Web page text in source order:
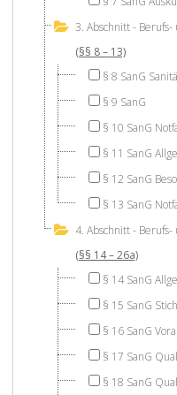
3. Abschnitt -
(§§ 8 – 13)
§ 8 SanG
§ 9 SanG
§ 10 SanG
§ 11 SanG
§ 12 SanG
§ 13 SanG
4. Abschnitt -
(§§ 14 – 26a)
§ 14 SanG
§ 15 SanG
§ 16 SanG
§ 17 SanG
§ 18 SanG